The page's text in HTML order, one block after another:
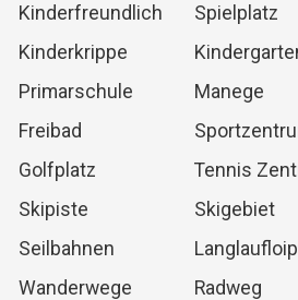
Kinderfreundlich
Spielplatz
Kinderkrippe
Primarschule
Manege
Freibad
Golfplatz
Tennis
Skipiste
Skigebiet
Seilbahnen
Wanderwege
Radweg